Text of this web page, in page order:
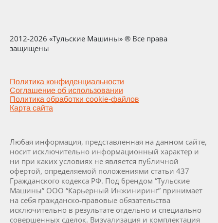
2012-2026 «Тульские Машины» ® Все права
защищены
Политика конфиденциальности
Соглашение об использовании
Политика обработки cookie-файлов
Карта сайта
Любая информация, представленная на данном сайте,
носит исключительно информационный характер и
ни при каких условиях не является публичной
офертой, определяемой положениями статьи 437
Гражданского кодекса РФ. Под брендом “Тульские
Машины” ООО “Карьерный Инжиниринг” принимает
на себя гражданско-правовые обязательства
исключительно в результате отдельно и специально
совершенных сделок. Визуализация и комплектация